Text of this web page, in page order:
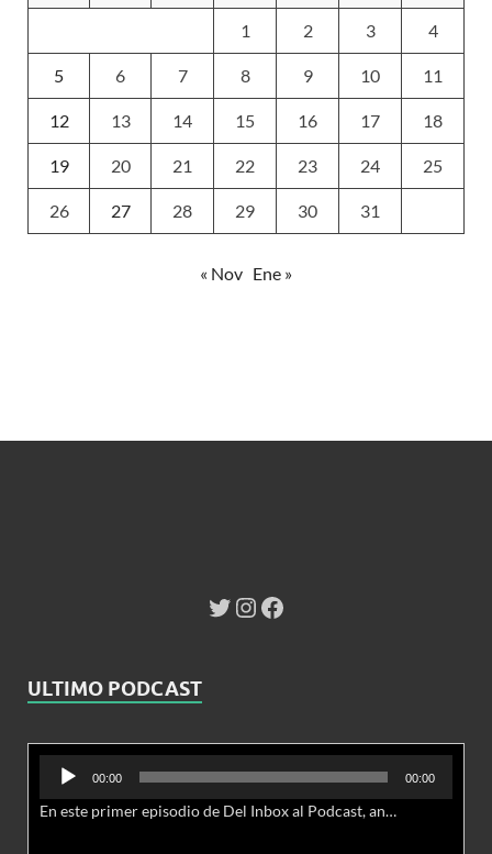
1 2 3 4
5 6 7 8 9 10 11
12 13 14 15 16 17 18
19 20 21 22 23 24 25
26 27 28 29 30 31
« Nov Ene »
ULTIMO PODCAST
Reproductor
audio
00:00 00:00
En este primer episodio de Del Inbox al Podcast, analizamos junto al abogado Jonathan Brown las nuevas conductas delictivas cibernéticas y la necesidad de hacer modificaciones al Código Penal.